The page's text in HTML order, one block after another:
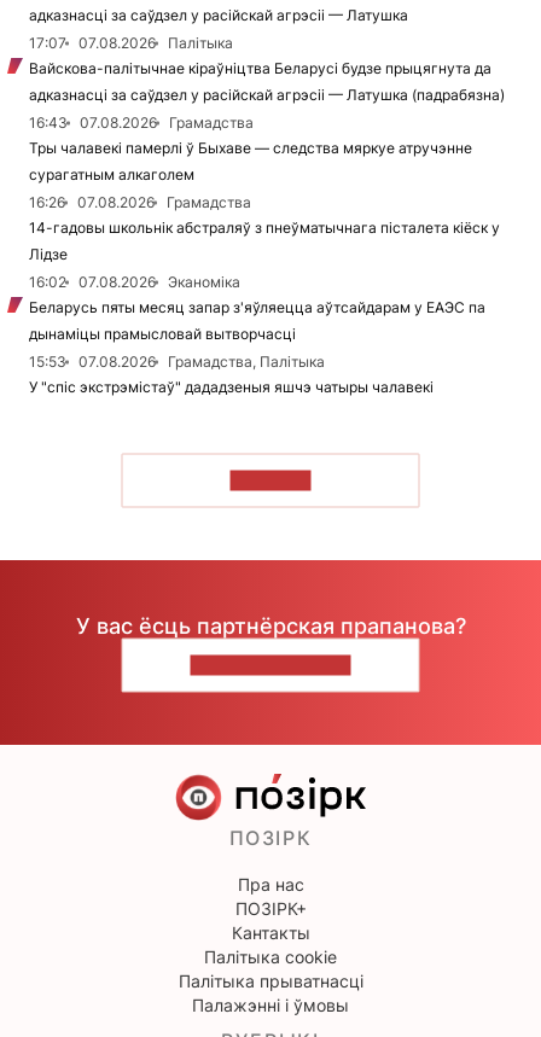
адказнасці за саўдзел у расійскай агрэсіі — Латушка
17:07
07.08.2026
Палітыка
Вайскова-палітычнае кіраўніцтва Беларусі будзе прыцягнута да
адказнасці за саўдзел у расійскай агрэсіі — Латушка (падрабязна)
16:43
07.08.2026
Грамадства
Тры чалавекі памерлі ў Быхаве — следства мяркуе атручэнне
сурагатным алкаголем
16:26
07.08.2026
Грамадства
14-гадовы школьнік абстраляў з пнеўматычнага пісталета кіёск у
Лідзе
16:02
07.08.2026
Эканоміка
Беларусь пяты месяц запар з'яўляецца аўтсайдарам у ЕАЭС па
дынаміцы прамысловай вытворчасці
15:53
07.08.2026
Грамадства, Палітыка
У "спіс экстрэмістаў" дададзеныя яшчэ чатыры чалавекі
У вас ёсць партнёрская прапанова?
ПОЗІРК
Пра нас
ПОЗІРК+
Кантакты
Палітыка cookie
Палітыка прыватнасці
Палажэнні і ўмовы